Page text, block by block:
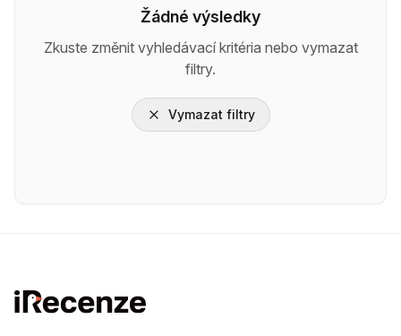
Žádné výsledky
Zkuste změnit vyhledávací kritéria nebo vymazat
filtry.
Vymazat filtry